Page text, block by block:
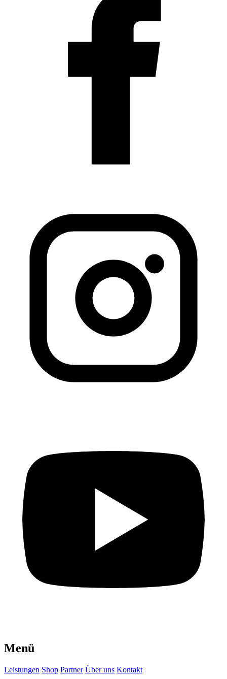
Menü
Leistungen Shop Partner Über uns Kontakt